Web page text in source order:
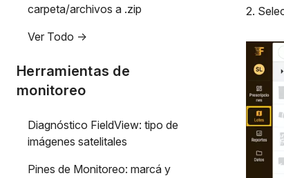
carpeta/archivos a .zip
Ver Todo ->
Herramientas de
monitoreo
Diagnóstico FieldView: tipo de
imágenes satelitales
Pines de Monitoreo: marcá y
2.